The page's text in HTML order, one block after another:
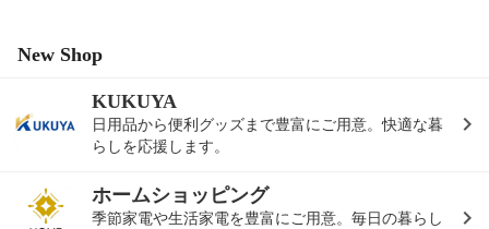
New Shop
KUKUYA
日用品から便利グッズまで豊富にご用意。快適な暮
らしを応援します。
ホームショッピング
季節家電や生活家電を豊富にご用意。毎日の暮らし